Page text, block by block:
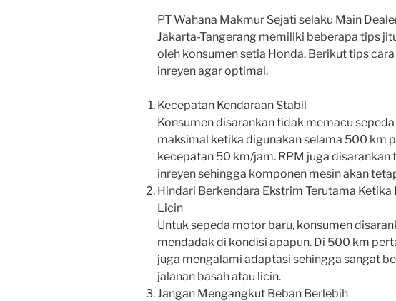
PT Wahana Makmur Sejati selaku Main
Jakarta-Tangerang memiliki beberapa tips
oleh konsumen setia Honda. Berikut tips
inreyen agar optimal.
Kecepatan Kendaraan Stabil
Konsumen disarankan tidak memacu
maksimal ketika digunakan selama 500 km
kecepatan 50 km/jam. RPM juga
inreyen sehingga komponen mesin akan
Hindari Berkendara Ekstrim Terutama Ketika
Licin
Untuk sepeda motor baru, konsumen
mendadak di kondisi apapun. Di 500 km
juga mengalami adaptasi sehingga sangat
jalanan basah atau licin.
Jangan Mengangkut Beban Berlebih